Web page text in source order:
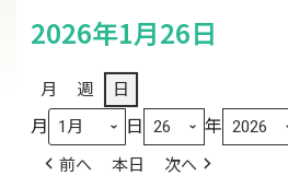
2026年1月26日
月 週 日
月 日 年
前へ 本日 次へ